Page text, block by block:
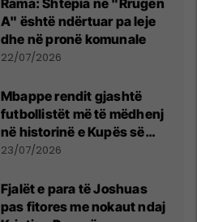
Rama: Shtëpia në "Rrugën
A" është ndërtuar pa leje
dhe në pronë komunale
22/07/2026
Mbappe rendit gjashtë
futbollistët më të mëdhenj
në historinë e Kupës së
Botës, Messi mbetet i dyti
23/07/2026
Fjalët e para të Joshuas
pas fitores me nokaut ndaj